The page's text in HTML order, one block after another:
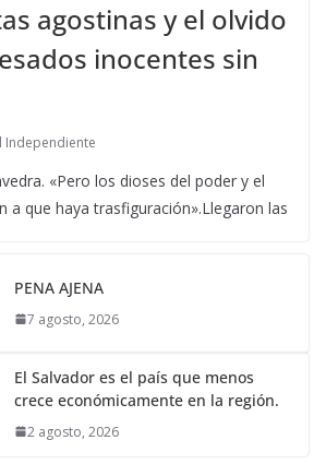
agostinas y el olvido
inocentes sin
Independiente
«Pero los dioses del poder y el
a que haya trasfiguración».Llegaron las
PENA AJENA
7 agosto, 2026
El Salvador es el país que menos
crece económicamente en la región.
2 agosto, 2026